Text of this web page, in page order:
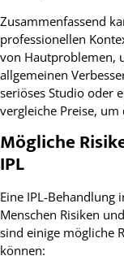
Zusammenfassend
professionellen
von Hautproblemen,
allgemeinen
seriöses Studio oder
vergleiche Preise,
Mögliche
IPL
Eine IPL-Behandlung
Menschen Risiken
sind einige mögliche
können: